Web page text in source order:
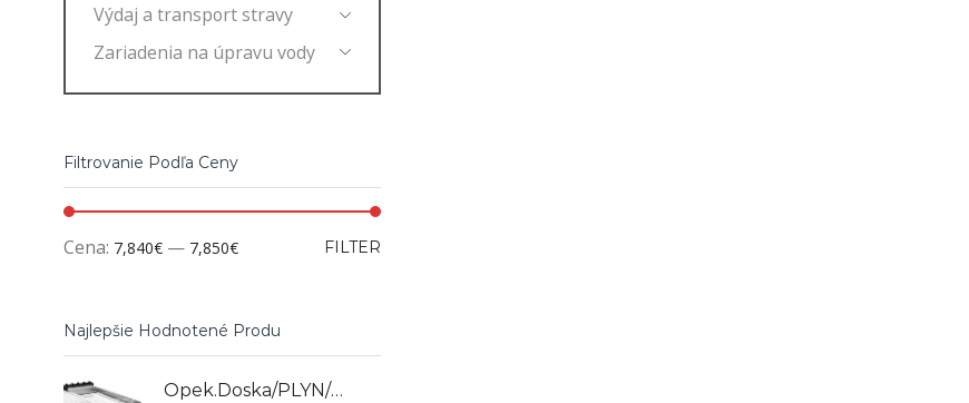
Výdaj a transport stravy
Zariadenia na úpravu vody
Filtrovanie Podľa Ceny
FILTER
Cena: 7,840€ — 7,850€
Najlepšie Hodnotené Produ
Opek.doska/PLYN/CHRÓM Ryhovaná, NFT94GTRC